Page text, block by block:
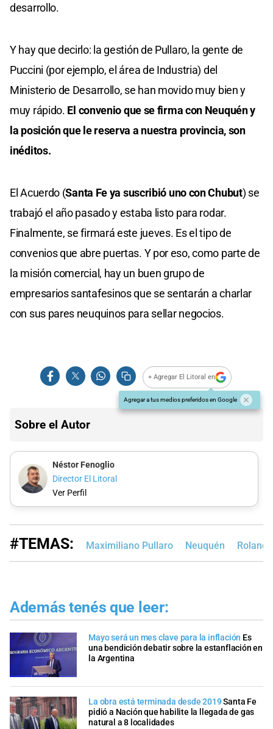
desarrollo.
Y hay que decirlo: la gestión de Pullaro, la gente de
Puccini (por ejemplo, el área de Industria) del
Ministerio de Desarrollo, se han movido muy bien y
muy rápido. El convenio que se firma con Neuquén y
la posición que le reserva a nuestra provincia, son
inéditos.
El Acuerdo (Santa Fe ya suscribió uno con Chubut) se
trabajó el año pasado y estaba listo para rodar.
Finalmente, se firmará este jueves. Es el tipo de
convenios que abre puertas. Y por eso, como parte de
la misión comercial, hay un buen grupo de
empresarios santafesinos que se sentarán a charlar
con sus pares neuquinos para sellar negocios.
+ Agregar El Litoral en
Agregar a tus medios preferidos en Google
Sobre el Autor
Néstor Fenoglio
Director El Litoral
Ver Perfil
#TEMAS: Maximiliano Pullaro Neuquén
Además tenés que leer:
Mayo será un mes clave para la inflación Es
una bendición debatir sobre la estanflación en
la Argentina
La obra está terminada desde 2019Santa Fe
pidió a Nación que habilite la llegada de gas
natural a 8 localidades